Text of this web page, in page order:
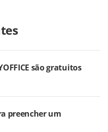
são gratuitos
preencher um